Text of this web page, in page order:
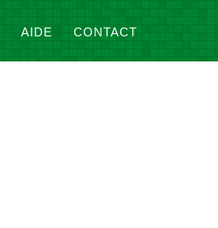
AIDE CONTACT